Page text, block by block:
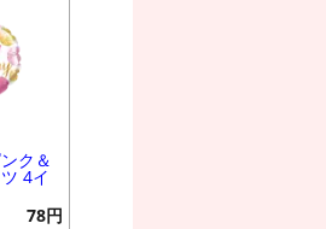
ク＆
4イ
78円